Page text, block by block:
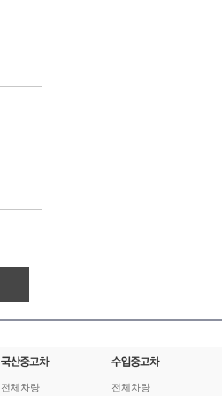
전체차량 전체차량